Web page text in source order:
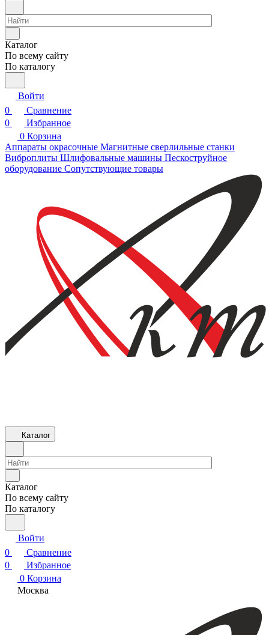
Каталог
По всему сайту
По каталогу
Войти
0
Сравнение
0
Избранное
0 Корзина
Аппараты окрасочные Магнитные сверлильные станки
Виброплиты Шлифовальные машины Пескоструйное
оборудование Сопутствующие товары
Каталог
Каталог
По всему сайту
По каталогу
Войти
0
Сравнение
0
Избранное
0 Корзина
Москва